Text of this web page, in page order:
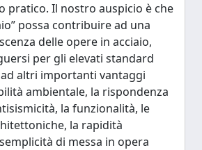
pratico. Il nostro auspicio è che
possa contribuire ad una
delle opere in acciaio,
per gli elevati standard
altri importanti vantaggi
ambientale, la rispondenza
la funzionalità, le
la rapidità
di messa in opera